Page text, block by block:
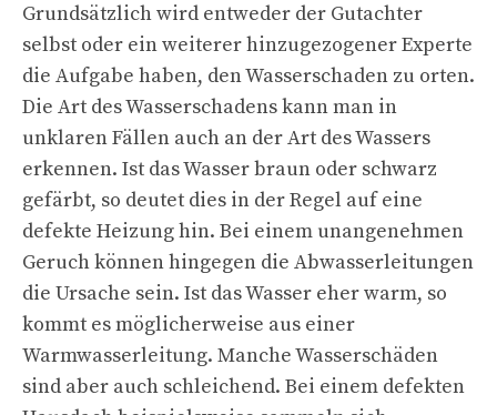
Grundsätzlich wird entweder der Gutachter
selbst oder ein weiterer hinzugezogener Experte
die Aufgabe haben, den Wasserschaden zu orten.
Die Art des Wasserschadens kann man in
unklaren Fällen auch an der Art des Wassers
erkennen. Ist das Wasser braun oder schwarz
gefärbt, so deutet dies in der Regel auf eine
defekte Heizung hin. Bei einem unangenehmen
Geruch können hingegen die Abwasserleitungen
die Ursache sein. Ist das Wasser eher warm, so
kommt es möglicherweise aus einer
Warmwasserleitung. Manche Wasserschäden
sind aber auch schleichend. Bei einem defekten